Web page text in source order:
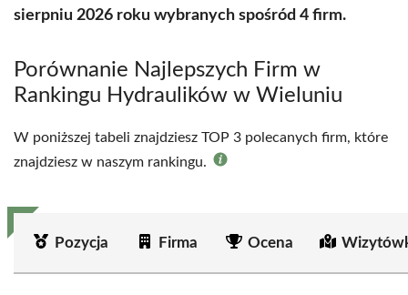
sierpniu 2026 roku wybranych spośród 4 firm.
Porównanie Najlepszych Firm w
Rankingu Hydraulików w Wieluniu
W poniższej tabeli znajdziesz TOP 3 polecanych firm, które
znajdziesz w naszym rankingu.
Pozycja Firma Ocena